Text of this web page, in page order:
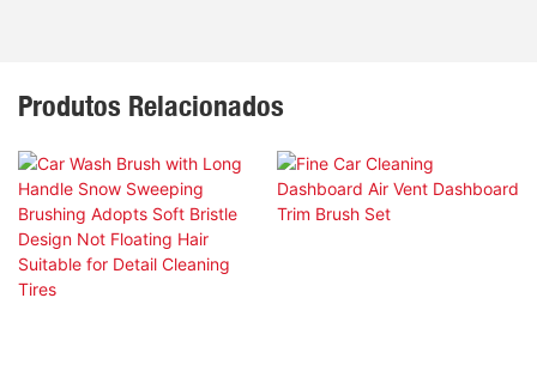
Produtos Relacionados